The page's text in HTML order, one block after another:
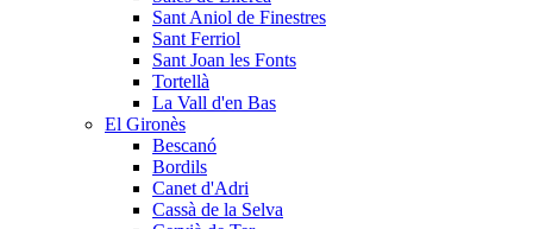
Sant Aniol de Finestres
Sant Ferriol
Sant Joan les Fonts
Tortellà
La Vall d'en Bas
El Gironès
Bescanó
Bordils
Canet d'Adri
Cassà de la Selva